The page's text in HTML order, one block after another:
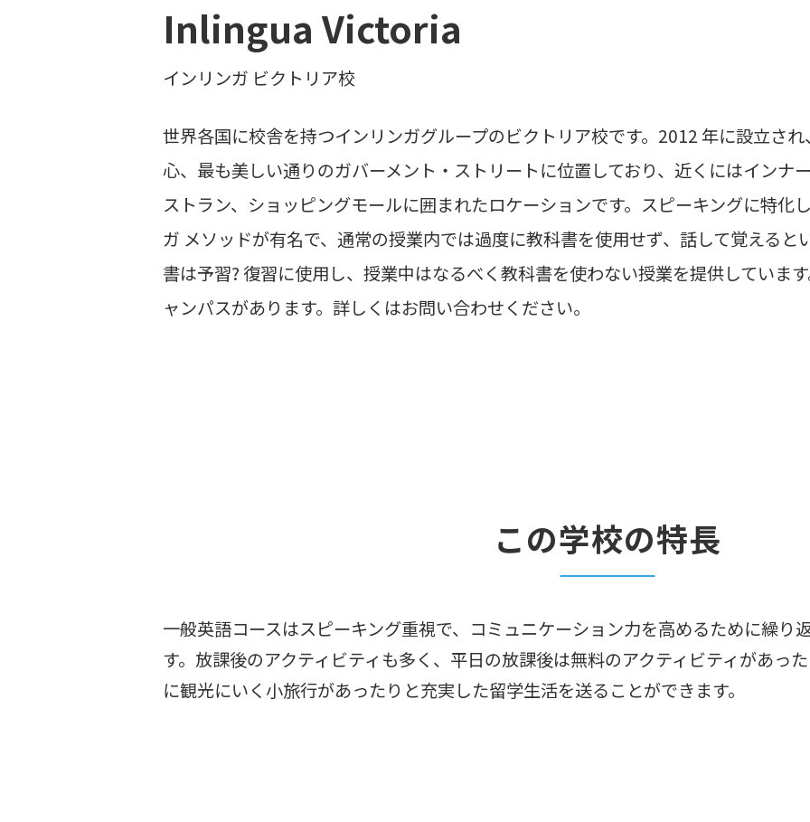
Inlingua Victoria
インリンガ ビクトリア校
世界各国に校舎を持つインリンガグループのビクトリア校です。2012 年に設立さ
心、最も美しい通りのガバーメント・ストリートに位置しており、近くにはインナ
ストラン、ショッピングモールに囲まれたロケーションです。スピーキングに特化
ガ メソッドが有名で、通常の授業内では過度に教科書を使用せず、話して覚えると
書は予習? 復習に使用し、授業中はなるべく教科書を使わない授業を提供していま
ャンパスがあります。詳しくはお問い合わせください。
この学校の特長
一般英語コースはスピーキング重視で、コミュニケーション力を高めるために繰り
す。放課後のアクティビティも多く、平日の放課後は無料のアクティビティがあっ
に観光にいく小旅行があったりと充実した留学生活を送ることができます。